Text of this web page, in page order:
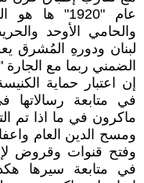
عام "1920"
والحامي الأوحد
لبنان ودورهِ المُشرق
الضمني ربما مع الجارة
إن اعتبار حماية
في متابعة رسالاتها
ماكرون في ما اذا تم
ومسح الدين العام
وفتح قنوات وقروض
في متابعة سيرها